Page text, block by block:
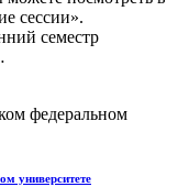
сессии».
семестр
университете